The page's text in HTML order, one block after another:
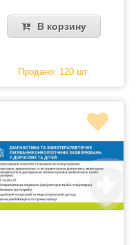
В корзину
Продано: 120 шт.